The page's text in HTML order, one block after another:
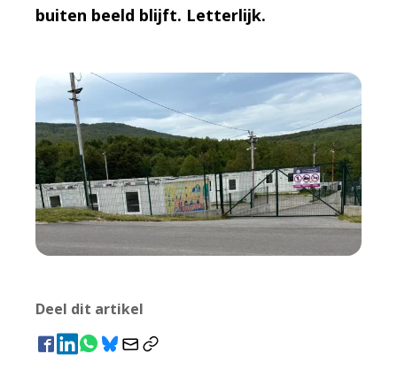
buiten beeld blijft. Letterlijk.
Deel dit artikel